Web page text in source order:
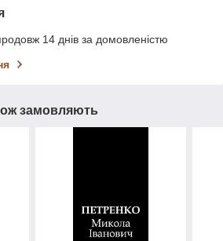
14 днів за домовленістю
замовляють